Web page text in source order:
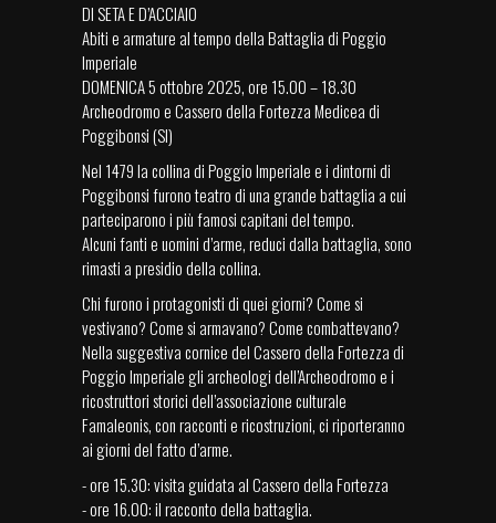
DI SETA E D’ACCIAIO
Abiti e armature al tempo della Battaglia di Poggio
Imperiale
DOMENICA 5 ottobre 2025, ore 15.00 – 18.30
Archeodromo e Cassero della Fortezza Medicea di
Poggibonsi (SI)
Nel 1479 la collina di Poggio Imperiale e i dintorni di
Poggibonsi furono teatro di una grande battaglia a cui
parteciparono i più famosi capitani del tempo.
Alcuni fanti e uomini d’arme, reduci dalla battaglia, sono
rimasti a presidio della collina.
Chi furono i protagonisti di quei giorni? Come si
vestivano? Come si armavano? Come combattevano?
Nella suggestiva cornice del Cassero della Fortezza di
Poggio Imperiale gli archeologi dell’Archeodromo e i
ricostruttori storici dell’associazione culturale
Famaleonis, con racconti e ricostruzioni, ci riporteranno
ai giorni del fatto d’arme.
- ore 15.30: visita guidata al Cassero della Fortezza
- ore 16.00: il racconto della battaglia.